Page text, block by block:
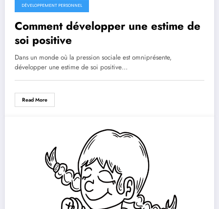
DÉVELOPPEMENT PERSONNEL
Comment développer une estime de
soi positive
Dans un monde où la pression sociale est omniprésente,
développer une estime de soi positive…
Read More